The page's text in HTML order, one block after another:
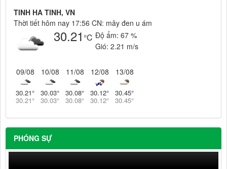
TINH HA TINH, VN
Thời tiết hôm nay 17:56 CN: mây đen u ám
30.21 °C Độ ẩm: 67 %
Gió: 2.21 m/s
09/08
30.21°
30.21°
10/08
30.03°
30.03°
11/08
30.08°
30.08°
12/08
30.12°
30.12°
13/08
30.45°
30.45°
PHÓNG SỰ